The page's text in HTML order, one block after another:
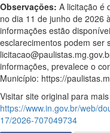
Observações: A licitação é
no dia 11 de junho de 2026
informações estão
esclarecimentos podem ser
informações, prevalece o
Município: https://
Visitar site original para
https://www.in.gov.br/web/
17/2026-707049734